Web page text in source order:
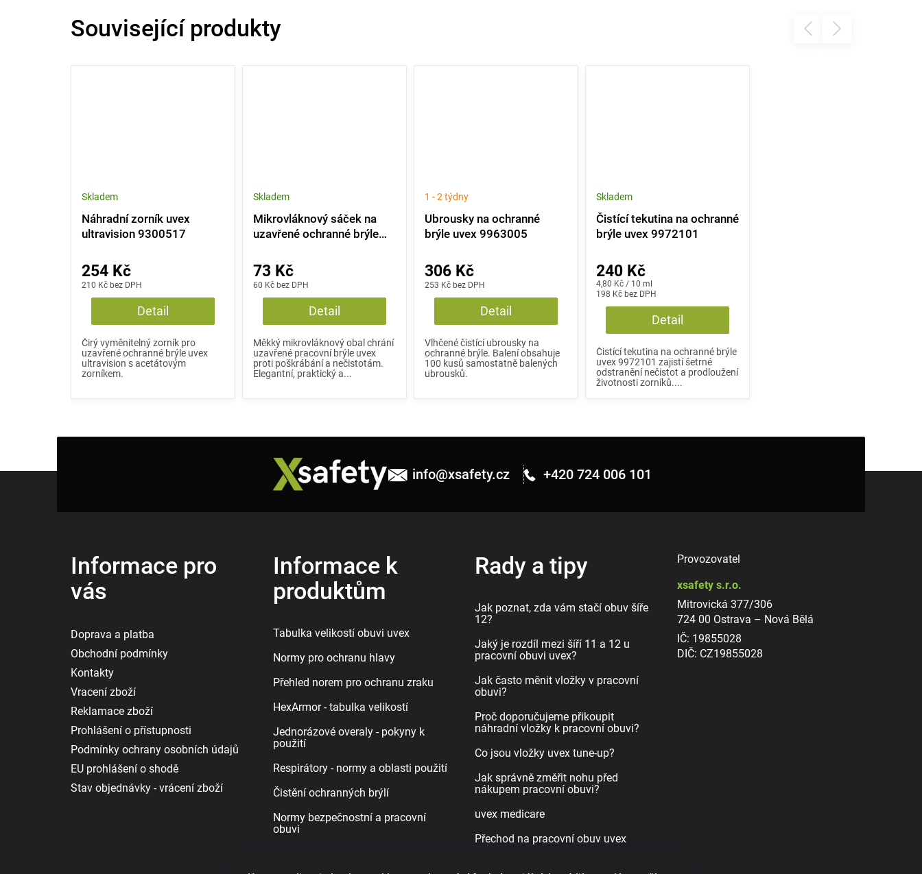
Související produkty
Náhradní zorník uvex
ultravision 9300517
Skladem
210 Kč bez DPH
254 Kč
Detail
Čirý vyměnitelný zorník pro
uzavřené ochranné brýle uvex
ultravision s acetátovým
zorníkem.
Mikrovláknový sáček na
uzavřené ochranné brýle
Skladem
60 Kč bez DPH
73 Kč
Detail
Měkký mikrovláknový obal chrání
uzavřené pracovní brýle uvex
proti poškrábání a nečistotám.
Elegantní, praktický a...
Ubrousky na ochranné
brýle uvex 9963005
1 - 2 týdny
253 Kč bez DPH
306 Kč
Detail
Vlhčené čistící ubrousky na
ochranné brýle. Balení obsahuje
100 kusů samostatně balených
ubrousků.
Čistící tekutina na ochranné
brýle uvex 9972101
Skladem
198 Kč bez DPH
240 Kč
Měrná
cena:
4,80 Kč / 10 ml
Detail
Čistící tekutina na ochranné brýle
uvex 9972101 zajistí šetrné
odstranění nečistot a prodloužení
životnosti zorníků....
info@xsafety.cz +420 724 006 101
Informace pro
vás
Doprava a platba
Obchodní podmínky
Kontakty
Vracení zboží
Reklamace zboží
Prohlášení o přístupnosti
Podmínky ochrany osobních údajů
EU prohlášení o shodě
Stav objednávky - vrácení zboží
Informace k
produktům
Tabulka velikostí obuvi uvex
Normy pro ochranu hlavy
Přehled norem pro ochranu zraku
HexArmor - tabulka velikostí
Jednorázové overaly - pokyny k
použití
Respirátory - normy a oblasti použití
Čistění ochranných brýlí
Normy bezpečnostní a pracovní
obuvi
Rady a tipy
Jak poznat, zda vám stačí obuv šíře
12?
Jaký je rozdíl mezi šíří 11 a 12 u
pracovní obuvi uvex?
Jak často měnit vložky v pracovní
obuvi?
Proč doporučujeme přikoupit
náhradní vložky k pracovní obuvi?
Co jsou vložky uvex tune-up?
Jak správně změřit nohu před
nákupem pracovní obuvi?
uvex medicare
Přechod na pracovní obuv uvex
Provozovatel
xsafety s.r.o.
Mitrovická 377/306
724 00 Ostrava – Nová Bělá
IČ: 19855028
DIČ: CZ19855028